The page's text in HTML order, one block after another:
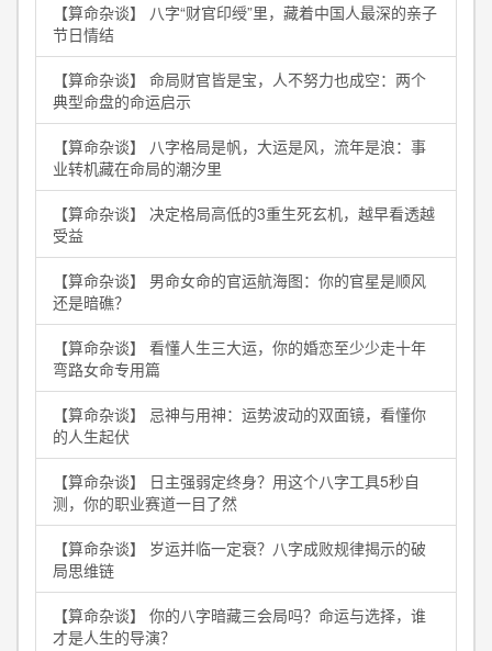
【算命杂谈】 八字“财官印绶”里，藏着中国人最深的亲子
节日情结
【算命杂谈】 命局财官皆是宝，人不努力也成空：两个
典型命盘的命运启示
【算命杂谈】 八字格局是帆，大运是风，流年是浪：事
业转机藏在命局的潮汐里
【算命杂谈】 决定格局高低的3重生死玄机，越早看透越
受益
【算命杂谈】 男命女命的官运航海图：你的官星是顺风
还是暗礁？
【算命杂谈】 看懂人生三大运，你的婚恋至少少走十年
弯路女命专用篇
【算命杂谈】 忌神与用神：运势波动的双面镜，看懂你
的人生起伏
【算命杂谈】 日主强弱定终身？用这个八字工具5秒自
测，你的职业赛道一目了然
【算命杂谈】 岁运并临一定衰？八字成败规律揭示的破
局思维链
【算命杂谈】 你的八字暗藏三会局吗？命运与选择，谁
才是人生的导演？